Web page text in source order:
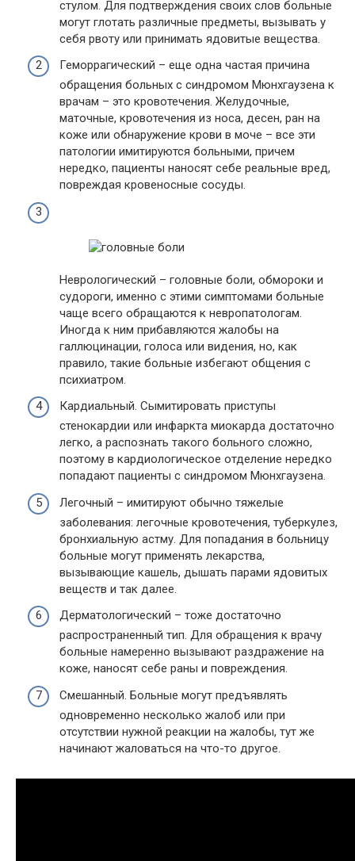
стулом. Для подтверждения своих слов больные
могут глотать различные предметы, вызывать у
себя рвоту или принимать ядовитые вещества.
Геморрагический – еще одна частая причина
обращения больных с синдромом Мюнхгаузена к
врачам – это кровотечения. Желудочные,
маточные, кровотечения из носа, десен, ран на
коже или обнаружение крови в моче – все эти
патологии имитируются больными, причем
нередко, пациенты наносят себе реальные вред,
повреждая кровеносные сосуды.
Неврологический – головные боли, обмороки и
судороги, именно с этими симптомами больные
чаще всего обращаются к невропатологам.
Иногда к ним прибавляются жалобы на
галлюцинации, голоса или видения, но, как
правило, такие больные избегают общения с
психиатром.
Кардиальный. Сымитировать приступы
стенокардии или инфаркта миокарда достаточно
легко, а распознать такого больного сложно,
поэтому в кардиологическое отделение нередко
попадают пациенты с синдромом Мюнхгаузена.
Легочный – имитируют обычно тяжелые
заболевания: легочные кровотечения, туберкулез,
бронхиальную астму. Для попадания в больницу
больные могут применять лекарства,
вызывающие кашель, дышать парами ядовитых
веществ и так далее.
Дерматологический – тоже достаточно
распространенный тип. Для обращения к врачу
больные намеренно вызывают раздражение на
коже, наносят себе раны и повреждения.
Смешанный. Больные могут предъявлять
одновременно несколько жалоб или при
отсутствии нужной реакции на жалобы, тут же
начинают жаловаться на что-то другое.